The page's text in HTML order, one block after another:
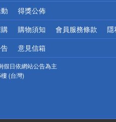
得獎公佈
購物須知 會員服務條款 隱
意見信箱
假日依網站公告為主
(台灣)